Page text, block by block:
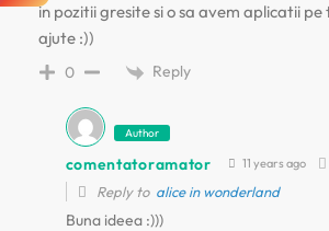
in pozitii gresite si o sa avem aplicatii pe
ajute :))
0 Reply
Author
comentatoramator 11 years ago
Reply to alice in wonderland
Buna ideea :)))